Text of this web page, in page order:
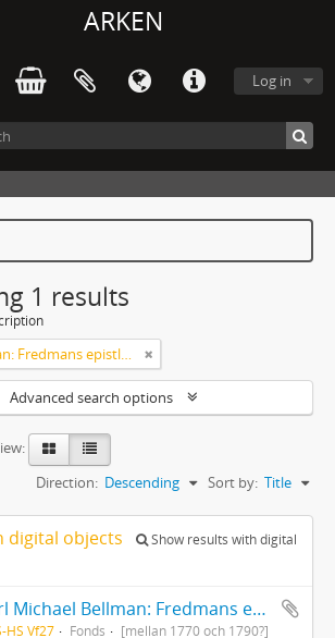
ARKEN
Log in
1 results
Carl Michael Bellman: Fredmans epistlar m.m.
Advanced search options
Sort by: Title
Direction: Descending
digital objects
Show results with digital
Carl Michael Bellman: Fredmans epistlar m.m.
HS Vf27 Fonds [mellan 1770 och 1790?]